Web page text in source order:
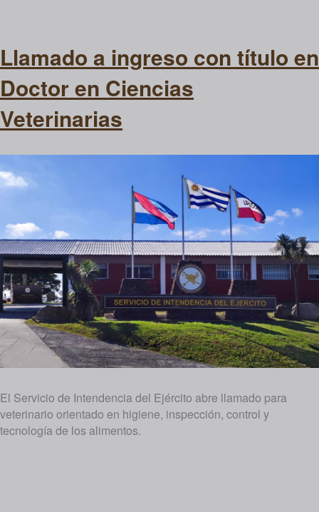
Llamado a ingreso con título en
Doctor en Ciencias
Veterinarias
El Servicio de Intendencia del Ejército abre llamado para
veterinario orientado en higiene, inspección, control y
tecnología de los alimentos.